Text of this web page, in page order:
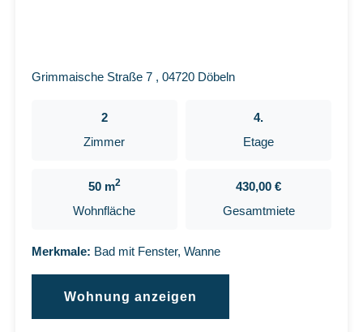
Grimmaische Straße 7 , 04720 Döbeln
2
Zimmer
4.
Etage
50 m2
Wohnfläche
430,00 €
Gesamtmiete
Merkmale: Bad mit Fenster, Wanne
Wohnung anzeigen